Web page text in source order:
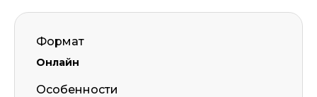
Формат
Онлайн
Особенности